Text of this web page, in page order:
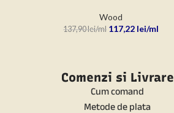
Wood
137,90lei 117,22 lei
Comenzi si Livrare
Cum comand
Metode de plata